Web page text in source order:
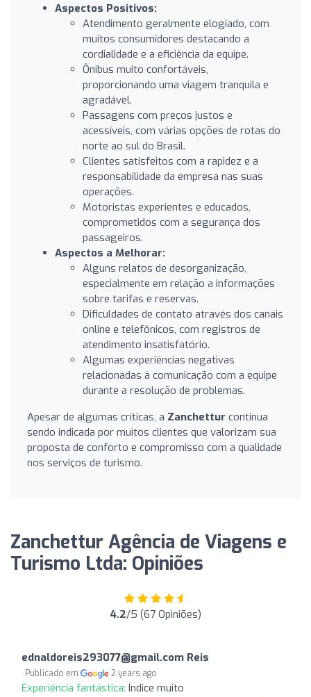
Aspectos Positivos:
Atendimento geralmente elogiado, com
muitos consumidores destacando a
cordialidade e a eficiência da equipe.
Ônibus muito confortáveis,
proporcionando uma viagem tranquila e
agradável.
Passagens com preços justos e
acessíveis, com várias opções de rotas do
norte ao sul do Brasil.
Clientes satisfeitos com a rapidez e a
responsabilidade da empresa nas suas
operações.
Motoristas experientes e educados,
comprometidos com a segurança dos
passageiros.
Aspectos a Melhorar:
Alguns relatos de desorganização,
especialmente em relação a informações
sobre tarifas e reservas.
Dificuldades de contato através dos canais
online e telefônicos, com registros de
atendimento insatisfatório.
Algumas experiências negativas
relacionadas à comunicação com a equipe
durante a resolução de problemas.
Apesar de algumas críticas, a Zanchettur continua
sendo indicada por muitos clientes que valorizam sua
proposta de conforto e compromisso com a qualidade
nos serviços de turismo.
Zanchettur Agência de Viagens e
Turismo Ltda: Opiniões
4.2/5 (67 Opiniões)
ednaldoreis293077@gmail.com Reis
Publicado em 2 years ago
Experiência fantástica: Índice muito